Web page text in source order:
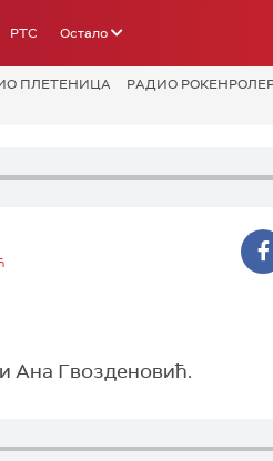
РТС Остало
ПЛЕТЕНИЦА РАДИО
Ана Гвозденовић.